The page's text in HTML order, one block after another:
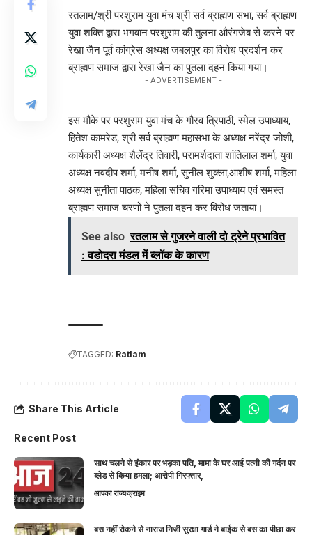
रतलाम/श्री परशुराम युवा मंच श्री सर्व ब्राह्मण सभा, सर्व ब्राह्मण
युवा शक्ति द्वारा भगवान परशुराम की तुलना औरंगजेब से करने पर
रेखा जैन पूर्व कांग्रेस अध्यक्ष जबलपुर का विरोध प्रदर्शन कर
ब्राह्मण समाज द्वारा रेखा जैन का पुतला दहन किया गया।
- ADVERTISEMENT -
इस मौके पर परशुराम युवा मंच के गौरव त्रिपाठी, स्मेल उपाध्याय,
हितेश कामरेड, श्री सर्व ब्राह्मण महासभा के अध्यक्ष नरेंद्र जोशी,
कार्यकारी अध्यक्ष शैलेंद्र तिवारी, परामर्शदाता शांतिलाल शर्मा, युवा
अध्यक्ष नवदीप शर्मा, मनीष शर्मा, सुनील शुक्ला,आशीष शर्मा, महिला
अध्यक्ष सुनीता पाठक, महिला सचिव गरिमा उपाध्याय एवं समस्त
ब्राह्मण समाज चरणों ने पुतला दहन कर विरोध जताया।
See also रतलाम से गुजरने वाली दो ट्रेने प्रभावित
: वडोदरा मंडल में ब्‍लॉक के कारण
TAGGED: Ratlam
Share This Article
Recent Post
साथ चलने से इंकार पर भड़का पति, मामा के घर आई पत्नी की गर्दन पर
ब्लेड से किया हमला; आरोपी गिरफ्तार,
आपका राज्यक्राइम
बस नहीं रोकने से नाराज निजी सुरक्षा गार्ड ने बाईक से बस का पीछा कर